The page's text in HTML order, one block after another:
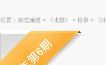
位置： 杂志频道 > 《比较》 > 目录 > 《